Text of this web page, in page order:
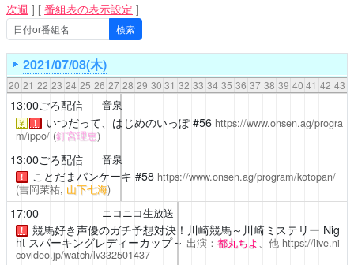
次週 ] [ 番組表の表示設定 ]
2021/07/08(木)
20 21 22 23 24 25 26 27 28 29 30 31 32 33 34 35 36 37 38 39 40 41 42 43
13:00ごろ配信 音泉
￥ ！ いつだって、はじめのいっぽ#56 https://www.onsen.ag/progra
m/ippo/ (釘宮理恵)
13:00ごろ配信 音泉
！ ことだまパンケーキ #58 https://www.onsen.ag/program/kotopan/
(吉岡茉祐, 山下七海)
17:00 ニコニコ生放送
！
競馬好き声優のガチ予想対決！川崎競馬～川崎ミステリー Nig
ht スパーキングレディーカップ～ 出演： 都丸ちよ、他 https://live.ni
covideo.jp/watch/lv332501437